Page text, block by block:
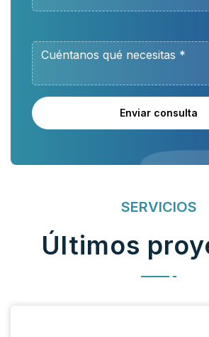
Enviar consulta
SERVICIOS
Últimos